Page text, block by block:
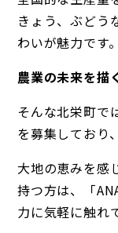
きょう、ぶどう
わいが魅力です。
農業の未来を
そんな北栄町で
を募集しており
大地の恵みを感
持つ方は、「
力に気軽に触れ